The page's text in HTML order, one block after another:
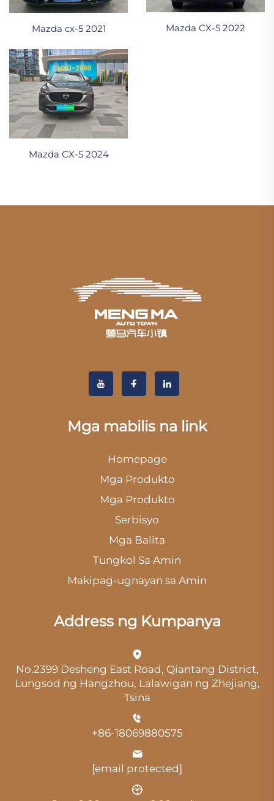
Mazda cx-5 2021 Mazda CX-5 2022
Mazda CX-5 2024
Mga mabilis na link
Homepage
Mga Produkto
Mga Produkto
Serbisyo
Mga Balita
Tungkol Sa Amin
Makipag-ugnayan sa Amin
Address ng Kumpanya
No.2399 Desheng East Road, Qiantang District,
Lungsod ng Hangzhou, Lalawigan ng Zhejiang,
Tsina
+86-18069880575
[email protected]